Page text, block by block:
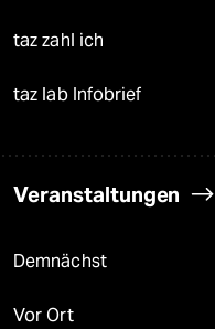
taz zahl ich
taz lab Infobrief
Veranstaltungen
Demnächst
Vor Ort